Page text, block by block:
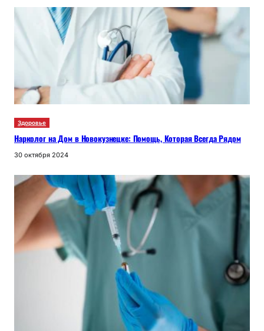
Здоровье
Нарколог на Дом в Новокузнецке: Помощь, Которая Всегда Рядом
30 октября 2024